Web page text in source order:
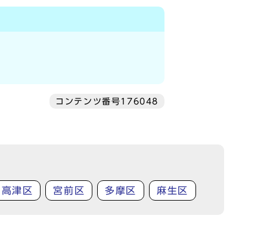
コンテンツ番号176048
高津区 宮前区 多摩区 麻生区